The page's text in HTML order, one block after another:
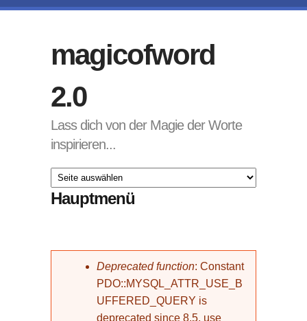
magicofword
2.0
Lass dich von der Magie der Worte
inspirieren...
Hauptmenü
Fehlermeldung
Deprecated function: Constant
PDO::MYSQL_ATTR_USE_B
UFFERED_QUERY is
deprecated since 8.5, use